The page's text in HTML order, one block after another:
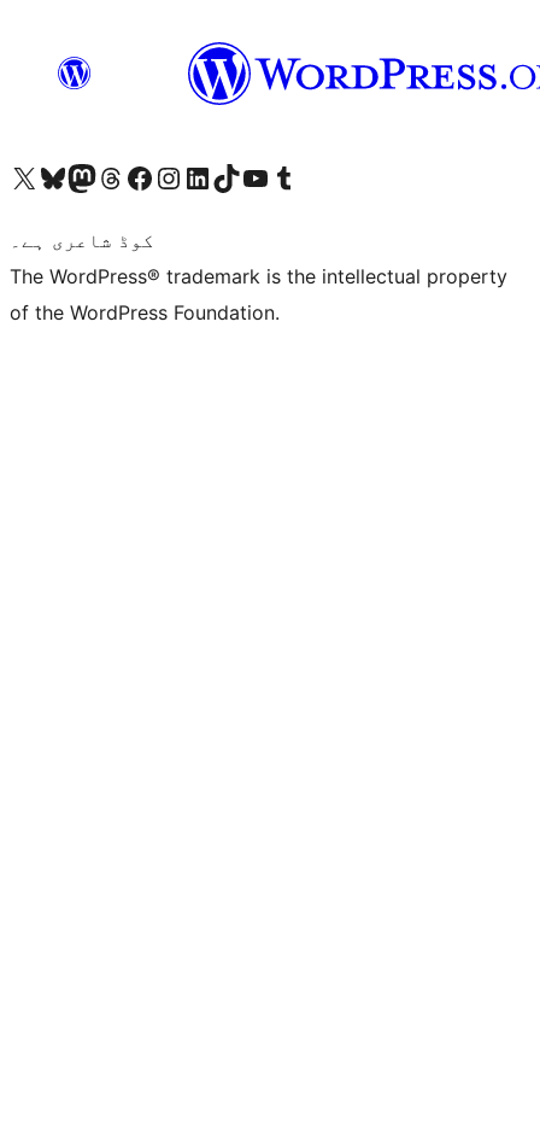
Visit our X (formerly Twitter) account
ہمارے بلیواسکائی اکاؤنٹ پر جائیں
Visit our Mastodon account
ہمارے ٹھریڈز اکاؤنٹ پر جائیں
Visit our Facebook page
Visit our Instagram account
Visit our LinkedIn account
ہمارے ٹک ٹاک اکاؤنٹ پر جائیں
Visit our YouTube channel
ہمارے ٹمبلر اکاؤنٹ پر جائیں
کوڈ شاعری ہے۔
The WordPress® trademark is the intellectual property
of the WordPress Foundation.